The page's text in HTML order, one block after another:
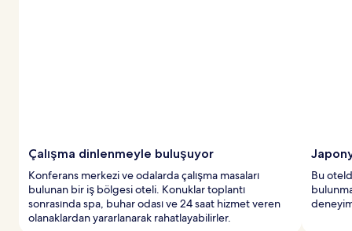
Çalışma dinlenmeyle buluşuyor
Konferans merkezi ve odalarda çalışma masaları
bulunan bir iş bölgesi oteli. Konuklar toplantı
sonrasında spa, buhar odası ve 24 saat hizmet veren
olanaklardan yararlanarak rahatlayabilirler.
Bu